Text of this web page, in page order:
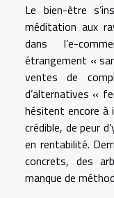
Le bien-être
méditation aux
dans l’e-
étrangement «
ventes de
d’alternatives «
hésitent encore
crédible, de peur
en rentabilité.
concrets, des
manque de